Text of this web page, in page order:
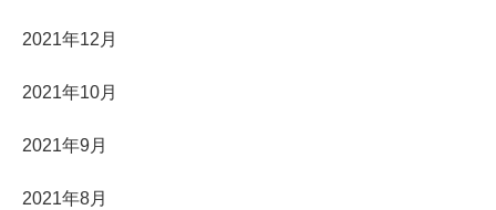
2021年12月
2021年10月
2021年9月
2021年8月